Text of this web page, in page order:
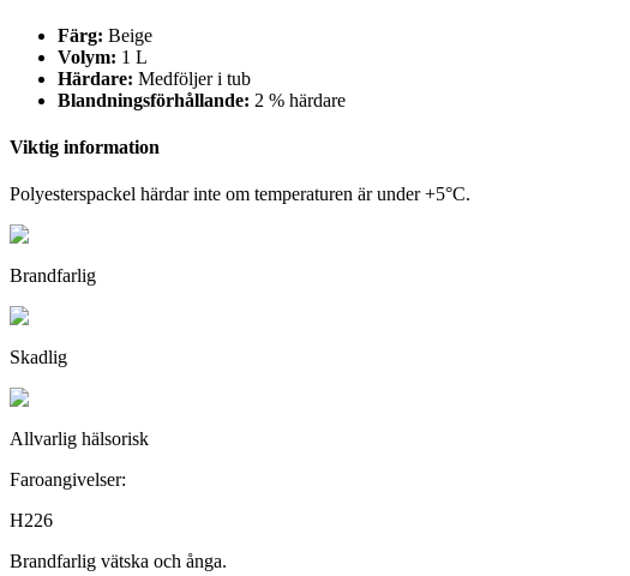
Färg: Beige
Volym: 1 L
Härdare: Medföljer i tub
Blandningsförhållande: 2 % härdare
Viktig information
Polyesterspackel härdar inte om temperaturen är under +5°C.
Brandfarlig
Skadlig
Allvarlig hälsorisk
Faroangivelser:
H226
Brandfarlig vätska och ånga.